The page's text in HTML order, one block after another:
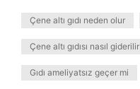
Çene altı gıdı neden olur
Çene altı gıdısı nasıl giderilir
Gıdı ameliyatsız geçer mi